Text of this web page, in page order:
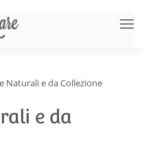
Naturali e da Collezione
e da